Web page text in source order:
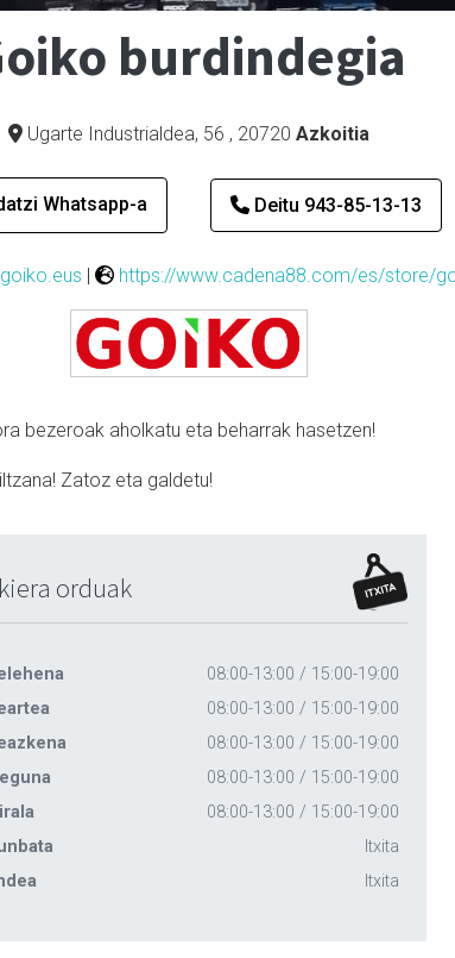
burdindegia
Ugarte Industrialdea, 56 , 20720 Azkoitia
Whatsapp-a Deitu 943-85-13-13
| https://www.cadena88.com/es/store/
bezeroak aholkatu eta beharrak hasetzen!
Zatoz eta galdetu!
orduak
08:00-13:00 / 15:00-19:00
08:00-13:00 / 15:00-19:00
08:00-13:00 / 15:00-19:00
08:00-13:00 / 15:00-19:00
08:00-13:00 / 15:00-19:00
Itxita
Itxita